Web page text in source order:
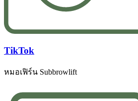
TikTok
หมอเฟิร์น Subbrowlift